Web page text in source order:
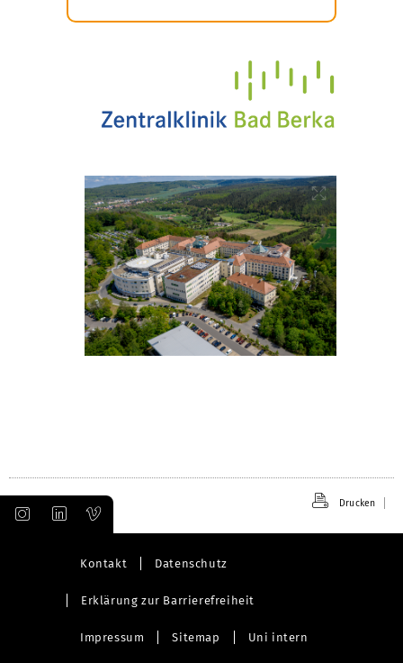
Drucken
Kontakt Datenschutz
Erklärung zur Barrierefreiheit
Impressum Sitemap Uni intern